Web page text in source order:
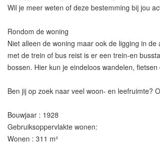
Wil je meer weten of deze bestemming bij jou
Rondom de woning
Niet alleen de woning maar ook de ligging in
met de trein of bus reist is er een trein-en
bossen. Hier kun je eindeloos wandelen,
Ben jij op zoek naar veel woon- en leefruimte?
Bouwjaar : 1928
Gebruiksoppervlakte wonen:
Wonen : 311 m²